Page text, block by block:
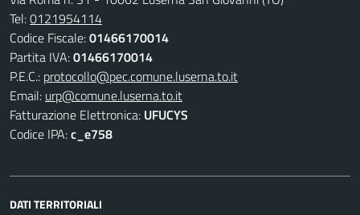
Tel:0121954114
Codice Fiscale:01466170014
Partita IVA:01466170014
P.E.C.: protocollo@pec.comune.luserna.to.it
Email: urp@comune.luserna.to.it
Fatturazione Elettronica: UFUCYS
Codice IPA:c_e758
DATI TERRITORIALI